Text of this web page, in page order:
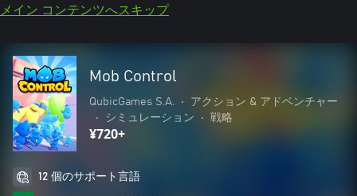
メイン コンテンツへスキップ
Mob Control
QubicGames S.A. •
アクション & アドベンチャー
•
シミュレーション • 戦略
¥720+
12 個のサポート言語